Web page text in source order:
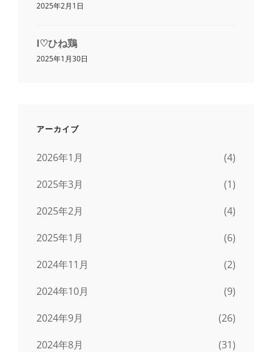
2025年2月1日
I♡ひね鶏
2025年1月30日
アーカイブ
2026年1月
(4)
2025年3月
(1)
2025年2月
(4)
2025年1月
(6)
2024年11月
(2)
2024年10月
(9)
2024年9月
(26)
2024年8月
(31)